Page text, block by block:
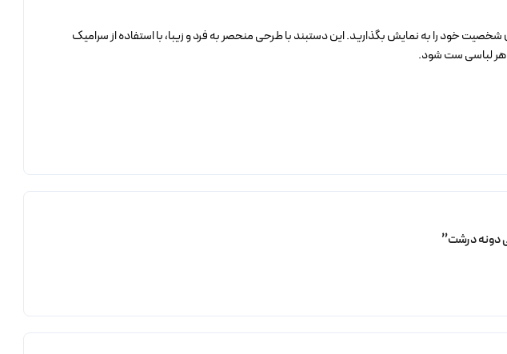
خود را به نمایش بگذارید. این دستبند با طرحی منحصر به فرد و زیبا، با استفاده از سرامیک
هر لباسی ست شود.
دونه درشت”